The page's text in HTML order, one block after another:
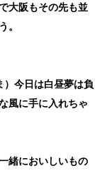
大阪もその先も並
。
）今日は白昼夢は負
風に手に入れちゃ
緒においしいもの